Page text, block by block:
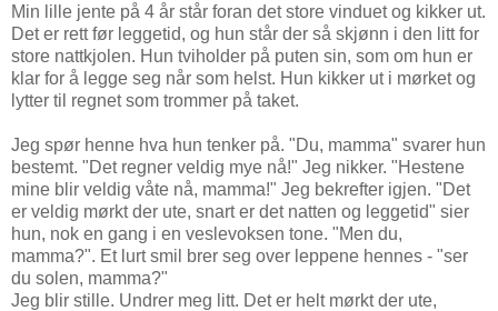
Min lille jente på 4 år står foran det store vinduet og kikker ut.
Det er rett før leggetid, og hun står der så skjønn i den litt for
store nattkjolen. Hun tviholder på puten sin, som om hun er
klar for å legge seg når som helst. Hun kikker ut i mørket og
lytter til regnet som trommer på taket.
Jeg spør henne hva hun tenker på. "Du, mamma" svarer hun
bestemt. "Det regner veldig mye nå!" Jeg nikker. "Hestene
mine blir veldig våte nå, mamma!" Jeg bekrefter igjen. "Det
er veldig mørkt der ute, snart er det natten og leggetid" sier
hun, nok en gang i en veslevoksen tone. "Men du,
mamma?". Et lurt smil brer seg over leppene hennes - "ser
du solen, mamma?"
Jeg blir stille. Undrer meg litt. Det er helt mørkt der ute,